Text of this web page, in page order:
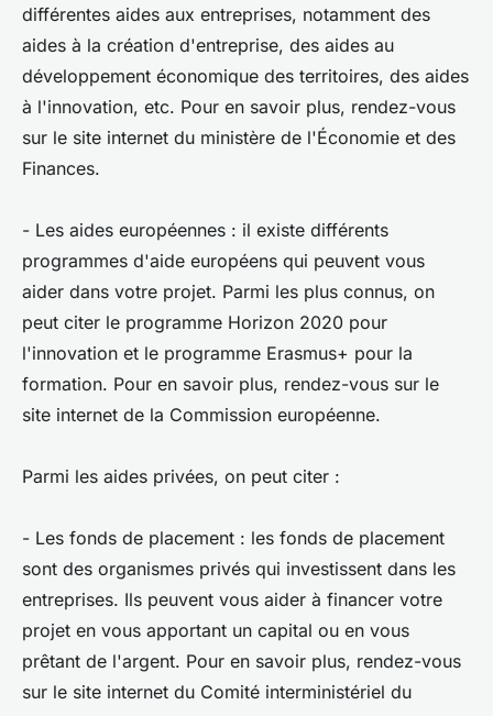
différentes aides aux entreprises, notamment des
aides à la création d'entreprise, des aides au
développement économique des territoires, des aides
à l'innovation, etc. Pour en savoir plus, rendez-vous
sur le site internet du ministère de l'Économie et des
Finances.
- Les aides européennes : il existe différents
programmes d'aide européens qui peuvent vous
aider dans votre projet. Parmi les plus connus, on
peut citer le programme Horizon 2020 pour
l'innovation et le programme Erasmus+ pour la
formation. Pour en savoir plus, rendez-vous sur le
site internet de la Commission européenne.
Parmi les aides privées, on peut citer :
- Les fonds de placement : les fonds de placement
sont des organismes privés qui investissent dans les
entreprises. Ils peuvent vous aider à financer votre
projet en vous apportant un capital ou en vous
prêtant de l'argent. Pour en savoir plus, rendez-vous
sur le site internet du Comité interministériel du